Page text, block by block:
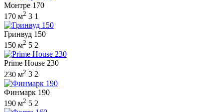
Монтре 170
170 м2 3 1
Гринвуд 150
150 м2 5 2
Prime House 230
230 м2 3 2
Финмарк 190
190 м2 5 2